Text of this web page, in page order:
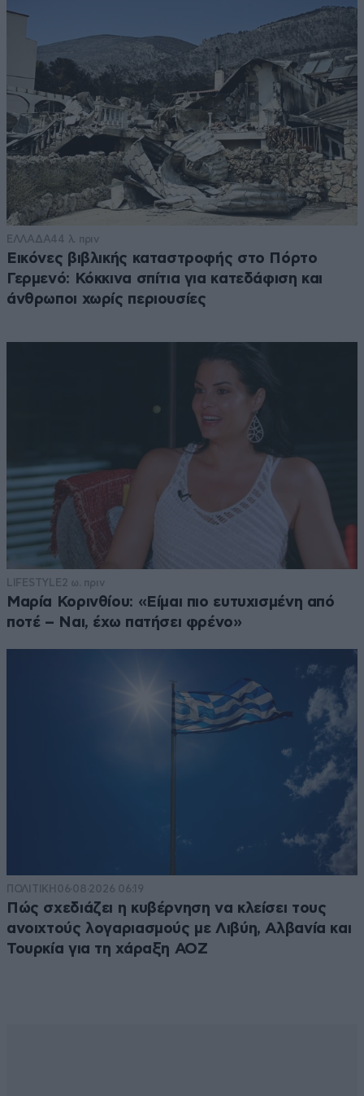
ΕΛΛΑΔΑ44 λ. πριν
Εικόνες βιβλικής καταστροφής στο Πόρτο
Γερμενό: Κόκκινα σπίτια για κατεδάφιση και
άνθρωποι χωρίς περιουσίες
LIFESTYLE 2 ω. πριν
Μαρία Κορινθίου: «Είμαι πιο ευτυχισμένη από
ποτέ – Ναι, έχω πατήσει φρένο»
ΠΟΛΙΤΙΚΗ 06·08·2026 06:19
Πώς σχεδιάζει η κυβέρνηση να κλείσει τους
ανοιχτούς λογαριασμούς με Λιβύη, Αλβανία και
Τουρκία για τη χάραξη ΑΟΖ